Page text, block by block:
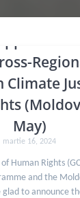
Climate
May)
martie 16, 2024
Human Rights
and the
glad to announce